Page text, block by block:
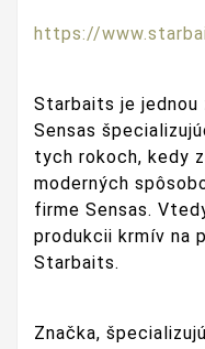
https://
Starbaits je
Sensas
tych rokoch, kedy
moderných
firme Sensas.
produkcii krmív na
Starbaits.
Značka,